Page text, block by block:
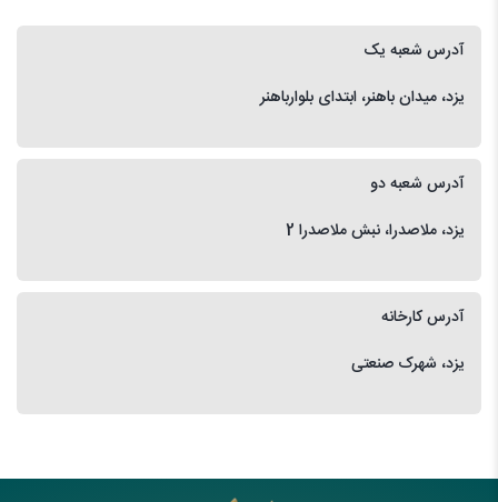
آدرس شعبه یک
یزد، میدان باهنر، ابتدای بلوارباهنر
آدرس شعبه دو
یزد، ملاصدرا، نبش ملاصدرا 2
آدرس کارخانه
یزد، شهرک صنعتی